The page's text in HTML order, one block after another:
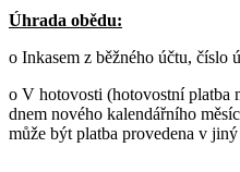
Úhrada obědu:
o Inkasem z běžného účtu, číslo
o V hotovosti (hotovostní platba
dnem nového kalendářního
může být platba provedena v